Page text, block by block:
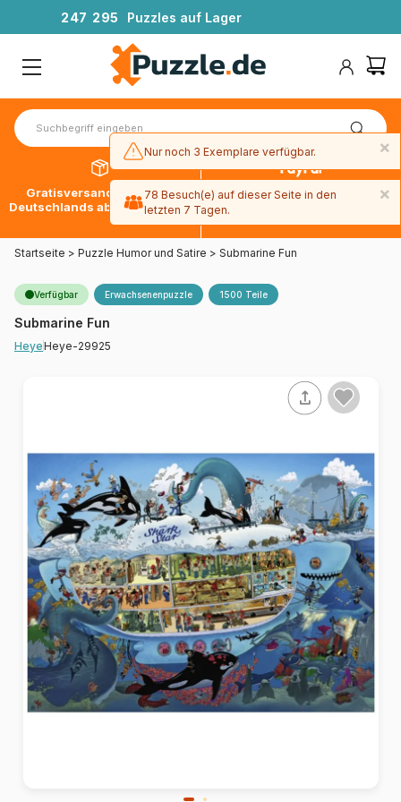
247 295 Puzzles auf Lager
Gratisversand innerhalb
Deutschlands ab 49 € mit DPD
30 Tage später bezahlen
Startseite > Puzzle Humor und Satire > Submarine Fun
Verfügbar Erwachsenenpuzzle 1500 Teile
Submarine Fun
HeyeHeye-29925
×
Nur noch 3 Exemplare verfügbar.
×
78 Besuch(e) auf dieser Seite in den
letzten 7 Tagen.